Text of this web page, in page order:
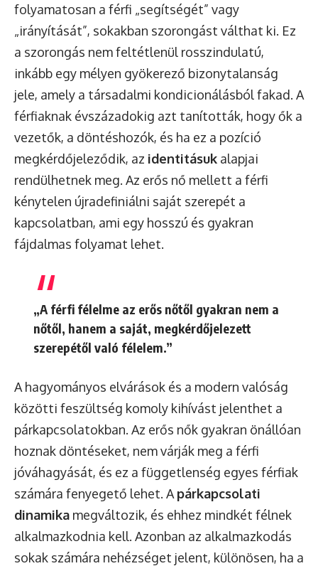
folyamatosan a férfi „segítségét” vagy
„irányítását”, sokakban szorongást válthat ki. Ez
a szorongás nem feltétlenül rosszindulatú,
inkább egy mélyen gyökerező bizonytalanság
jele, amely a társadalmi kondicionálásból fakad. A
férfiaknak évszázadokig azt tanították, hogy ők a
vezetők, a döntéshozók, és ha ez a pozíció
megkérdőjeleződik, az identitásuk alapjai
rendülhetnek meg. Az erős nő mellett a férfi
kénytelen újradefiniálni saját szerepét a
kapcsolatban, ami egy hosszú és gyakran
fájdalmas folyamat lehet.
„A férfi félelme az erős nőtől gyakran nem a
nőtől, hanem a saját, megkérdőjelezett
szerepétől való félelem.”
A hagyományos elvárások és a modern valóság
közötti feszültség komoly kihívást jelenthet a
párkapcsolatokban. Az erős nők gyakran önállóan
hoznak döntéseket, nem várják meg a férfi
jóváhagyását, és ez a függetlenség egyes férfiak
számára fenyegető lehet. A párkapcsolati
dinamika megváltozik, és ehhez mindkét félnek
alkalmazkodnia kell. Azonban az alkalmazkodás
sokak számára nehézséget jelent, különösen, ha a